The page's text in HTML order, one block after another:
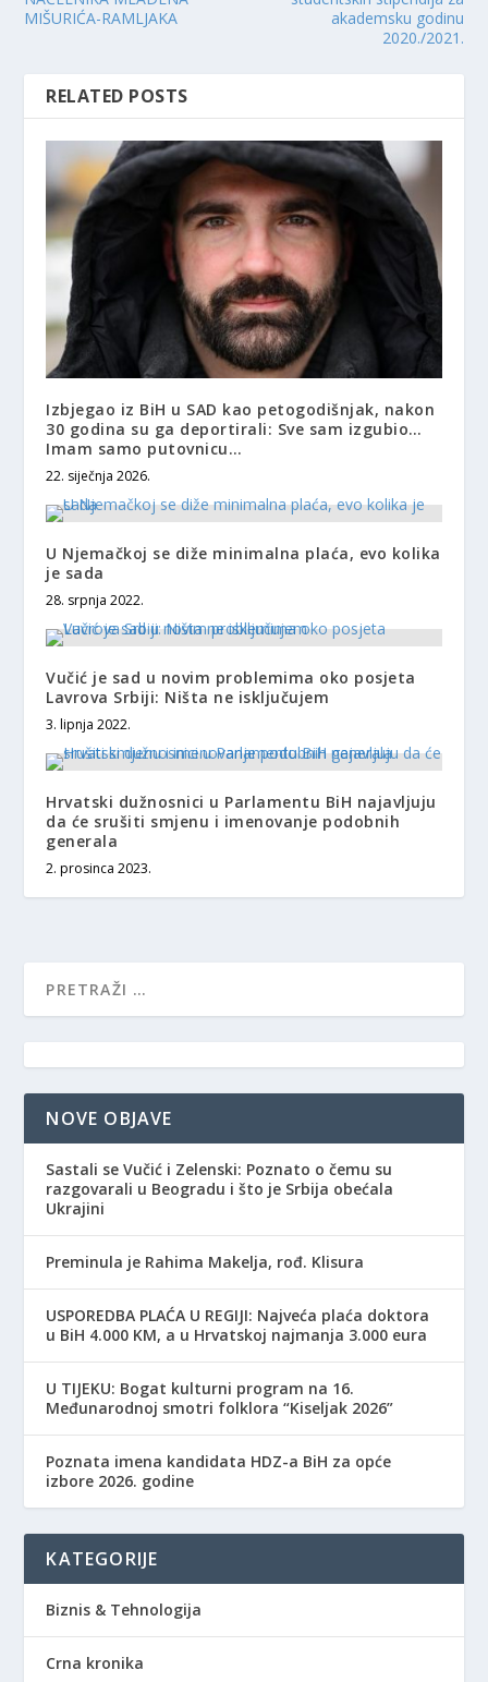
MIŠURIĆA-RAMLJAKA
akademsku godinu
2020./2021.
RELATED POSTS
Izbjegao iz BiH u SAD kao petogodišnjak, nakon
30 godina su ga deportirali: Sve sam izgubio…
Imam samo putovnicu…
22. siječnja 2026.
U Njemačkoj se diže minimalna plaća, evo kolika
je sada
28. srpnja 2022.
Vučić je sad u novim problemima oko posjeta
Lavrova Srbiji: Ništa ne isključujem
3. lipnja 2022.
Hrvatski dužnosnici u Parlamentu BiH najavljuju
da će srušiti smjenu i imenovanje podobnih
generala
2. prosinca 2023.
NOVE OBJAVE
Sastali se Vučić i Zelenski: Poznato o čemu su
razgovarali u Beogradu i što je Srbija obećala
Ukrajini
Preminula je Rahima Makelja, rođ. Klisura
USPOREDBA PLAĆA U REGIJI: Najveća plaća doktora
u BiH 4.000 KM, a u Hrvatskoj najmanja 3.000 eura
​U TIJEKU: Bogat kulturni program na 16.
Međunarodnoj smotri folklora “Kiseljak 2026”
Poznata imena kandidata HDZ-a BiH za opće
izbore 2026. godine
KATEGORIJE
Biznis & Tehnologija
Crna kronika